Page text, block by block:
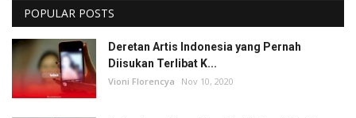
POPULAR POSTS
Deretan Artis Indonesia yang Pernah
Diisukan Terlibat K...
Vioni Florencya Nov 10, 2020